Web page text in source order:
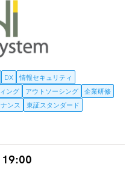
DX
情報セキュリティ
ング アウトソーシング
企業研修
ンス 東証スタンダード